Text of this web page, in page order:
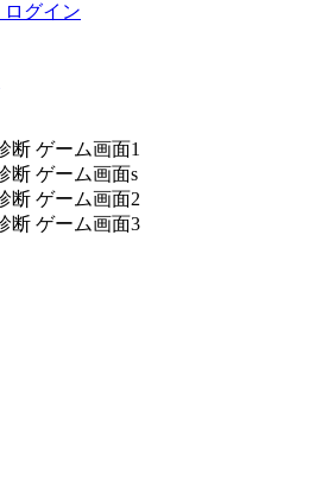
ログイン